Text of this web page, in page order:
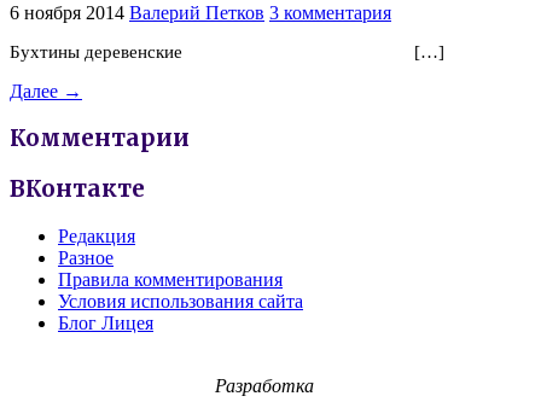
6 ноября 2014 Валерий Петков 3 комментария
Бухтины деревенские […]
Далее →
Комментарии
ВКонтакте
Редакция
Разное
Правила комментирования
Условия использования сайта
Блог Лицея
Разработка